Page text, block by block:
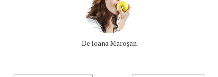
De Ioana Maroşan